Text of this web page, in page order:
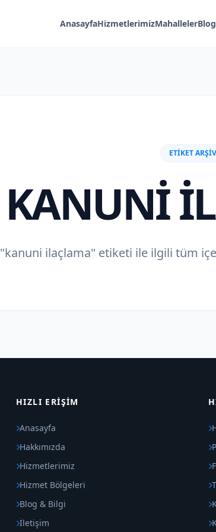
AnasayfaHizmetlerimizMahallelerBlog
ETIKET
KANUNI
"kanuni ilaçlama" etiketi ile ilgili tüm
HIZLI ERIŞIM
Anasayfa
Hakkımızda
Hizmetlerimiz
Hizmet Bölgeleri
Blog & Bilgi
İletişim